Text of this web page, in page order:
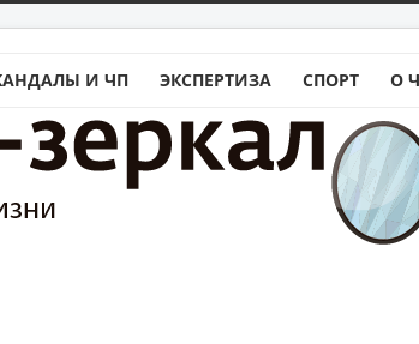
И ЧП ЭКСПЕРТИЗА СПОРТ О